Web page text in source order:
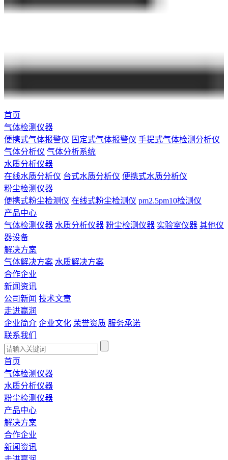
首页
气体检测仪器
便携式气体报警仪 固定式气体报警仪 手提式气体检测分析仪
气体分析仪 气体分析系统
水质分析仪器
在线水质分析仪 台式水质分析仪 便携式水质分析仪
粉尘检测仪器
便携式粉尘检测仪 在线式粉尘检测仪 pm2.5pm10检测仪
产品中心
气体检测仪器 水质分析仪器 粉尘检测仪器 实验室仪器 其他仪
器设备
解决方案
气体解决方案 水质解决方案
合作企业
新闻资讯
公司新闻 技术文章
走进赢润
企业简介 企业文化 荣誉资质 服务承诺
联系我们
首页
气体检测仪器
水质分析仪器
粉尘检测仪器
产品中心
解决方案
合作企业
新闻资讯